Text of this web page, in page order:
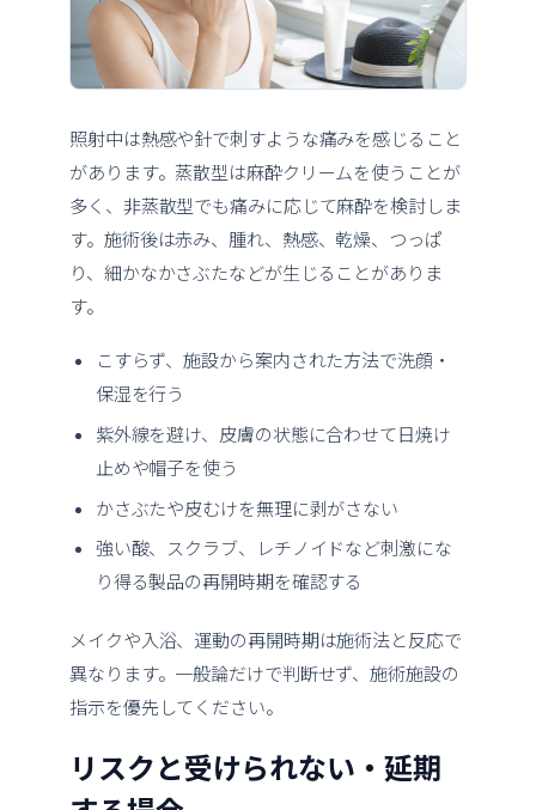
照射中は熱感や針で刺すような痛みを感じること
があります。蒸散型は麻酔クリームを使うことが
多く、非蒸散型でも痛みに応じて麻酔を検討しま
す。施術後は赤み、腫れ、熱感、乾燥、つっぱ
り、細かなかさぶたなどが生じることがありま
す。
こすらず、施設から案内された方法で洗顔・
保湿を行う
紫外線を避け、皮膚の状態に合わせて日焼け
止めや帽子を使う
かさぶたや皮むけを無理に剥がさない
強い酸、スクラブ、レチノイドなど刺激にな
り得る製品の再開時期を確認する
メイクや入浴、運動の再開時期は施術法と反応で
異なります。一般論だけで判断せず、施術施設の
指示を優先してください。
リスクと受けられない・延期